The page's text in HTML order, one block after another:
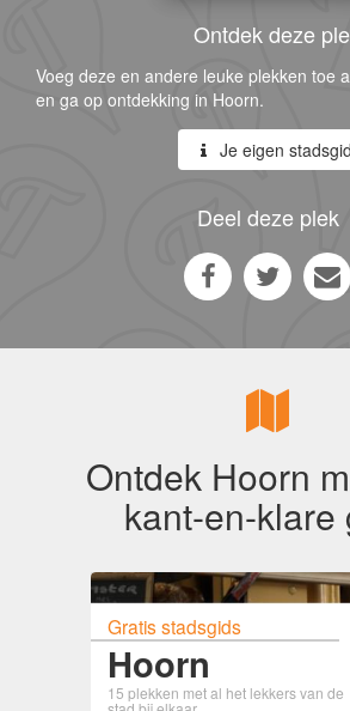
Ontdek deze
Voeg deze en andere leuke plekken toe
en ga op ontdekking in Hoorn.
Je eigen
Deel deze plek
Ontdek Hoorn
kant-en-klare
Gratis stadsgids
Hoorn
15 plekken met al het lekkers van de